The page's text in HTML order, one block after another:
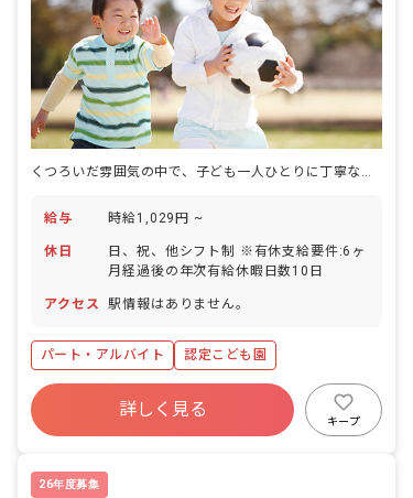
給与 時給1,029円 ~
休日
日、祝、他シフト制 ※有休支給要件:6ヶ
月経過後の年次有給休暇日数10日
アクセス 駅情報はありません。
パート・アルバイト 認定こども園
詳しく見る
キープ
26年度募集